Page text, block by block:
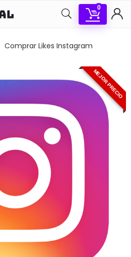
0
Comprar Likes Instagram
MEJOR PRECIO